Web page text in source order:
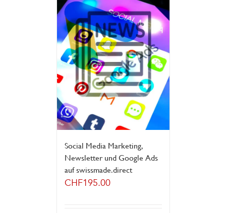
Social Media Marketing,
Newsletter und Google Ads
auf swissmade.direct
CHF195.00